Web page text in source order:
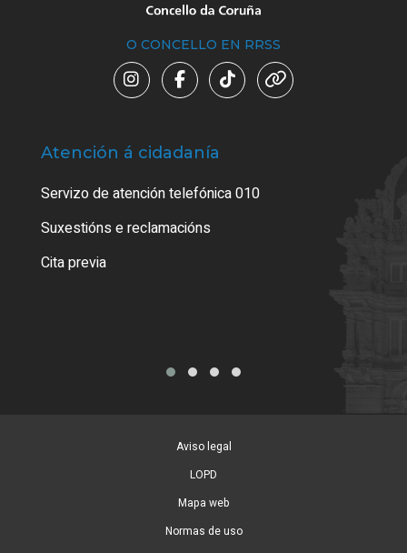
O CONCELLO EN RRSS
Atención á cidadanía
Servizo de atención telefónica 010
Suxestións e reclamacións
Cita previa
Aviso legal
LOPD
Mapa web
Normas de uso